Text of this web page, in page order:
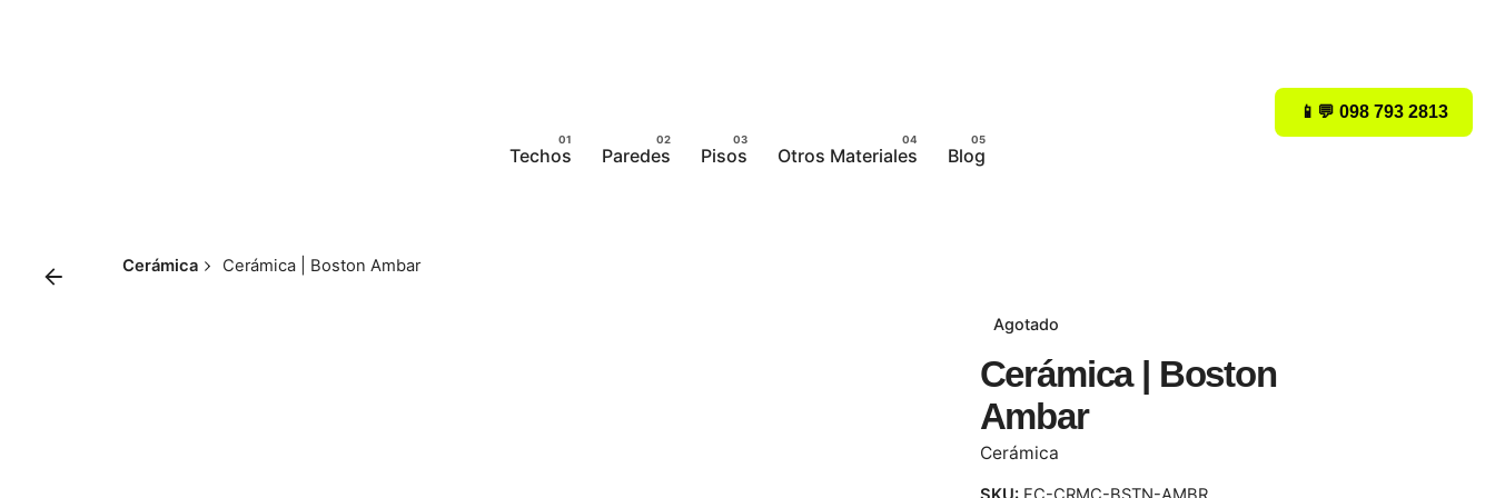
Techos Paredes Pisos Otros Materiales Blog
📱💬 098 793 2813
Cerámica Cerámica | Boston Ambar
Agotado
Cerámica | Boston
Ambar
Cerámica